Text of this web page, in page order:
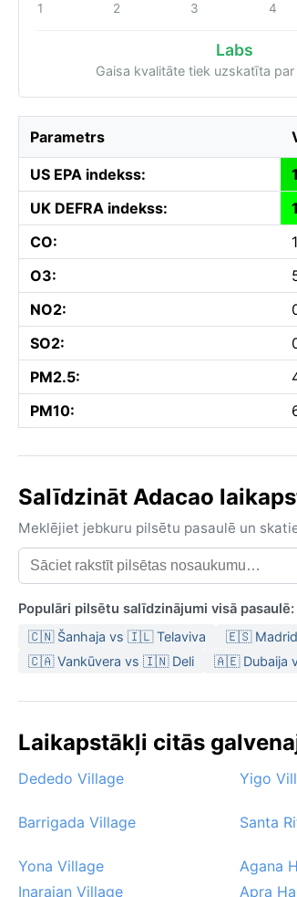
1 2 3 4
Labs
Gaisa kvalitāte tiek uzskatīta
Parametrs
US EPA indekss:
UK DEFRA indekss:
CO:
O3:
NO2:
SO2:
PM2.5:
PM10:
Salīdzināt Adacao
Meklējiet jebkuru pilsētu pasaulē un
Populāri pilsētu salīdzinājumi visā pasaulē:
🇨🇳 Šanhaja vs 🇮🇱 Telaviva 🇪🇸
🇨🇦 Vankūvera vs 🇮🇳 Deli
🇦🇪 Dubaija
Laikapstākļi citās
Dededo Village Yigo
Barrigada Village Santa
Yona Village Agana
Inarajan Village
Apra